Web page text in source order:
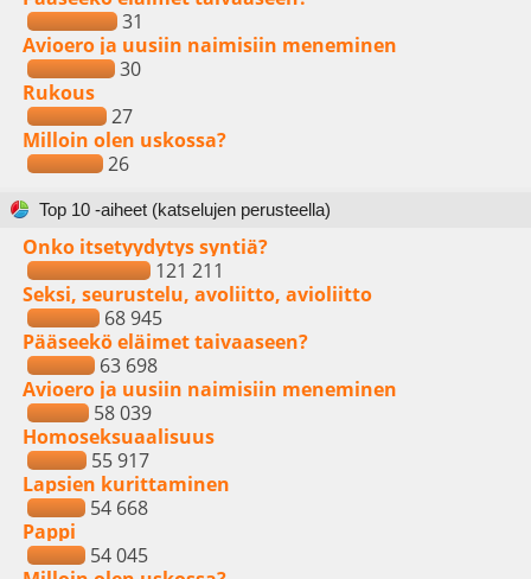
31
Avioero ja uusiin naimisiin meneminen
30
Rukous
27
Milloin olen uskossa?
26
Top 10 -aiheet (katselujen perusteella)
Onko itsetyydytys syntiä?
121 211
Seksi, seurustelu, avoliitto, avioliitto
68 945
Pääseekö eläimet taivaaseen?
63 698
Avioero ja uusiin naimisiin meneminen
58 039
Homoseksuaalisuus
55 917
Lapsien kurittaminen
54 668
Pappi
54 045